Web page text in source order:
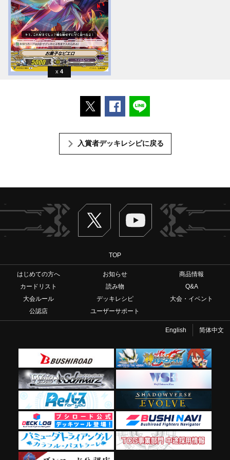
4
ポストするFacebookでシェアする
入賞者デッキレシピに戻る
Twitter ヴァンガードch
TOP
はじめての方へ お知らせ
商品情報
カードリスト
読み物
Q&A
大会ルール
デッキレシピ
大会・イベント
公認店
ユーザーサポート
English 简体中文